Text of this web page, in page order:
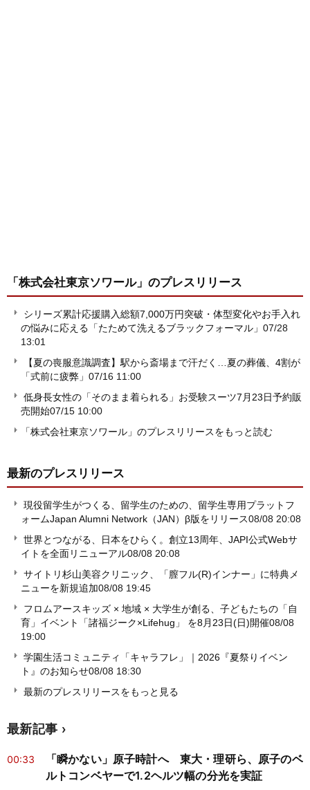
「株式会社東京ソワール」 のプレスリリース
シリーズ累計応援購入総額7,000万円突破・体型変化やお手入れ
の悩みに応える「たためて洗えるブラックフォーマル」 07/28
13:01
【夏の喪服意識調査】駅から斎場まで汗だく…夏の葬儀、4割が
「式前に疲弊」 07/16 11:00
低身長女性の「そのまま着られる」お受験スーツ7月23日予約販
売開始07/15 10:00
「株式会社東京ソワール」のプレスリリースをもっと読む
最新のプレスリリース
現役留学生がつくる、留学生のための、留学生専用プラットフ
ォームJapan Alumni Network（JAN）β版をリリース08/08 20:08
世界とつながる、日本をひらく。創立13周年、JAPI公式Webサ
イトを全面リニューアル08/08 20:08
サイトリ杉山美容クリニック、「膣フル(R)インナー」に特典メ
ニューを新規追加08/08 19:45
フロムアースキッズ × 地域 × 大学生が創る、子どもたちの「自
育」イベント「諸福ジーク×Lifehug」 を8月23日(日)開催08/08
19:00
学園生活コミュニティ「キャラフレ」｜2026『夏祭りイベン
ト』のお知らせ08/08 18:30
最新のプレスリリースをもっと見る
最新記事
00:33
「瞬かない」原子時計へ 東大・理研ら、原子のベ
ルトコンベヤーで1.2ヘルツ幅の分光を実証